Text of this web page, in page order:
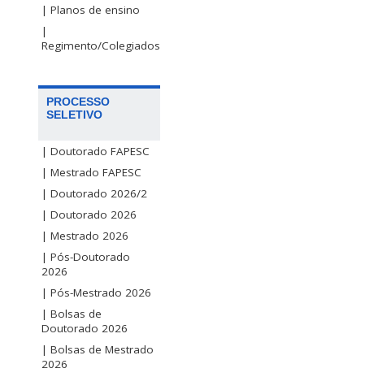
| Planos de ensino
|
Regimento/Colegiados
PROCESSO
SELETIVO
| Doutorado FAPESC
| Mestrado FAPESC
| Doutorado 2026/2
| Doutorado 2026
| Mestrado 2026
| Pós-Doutorado
2026
| Pós-Mestrado 2026
| Bolsas de
Doutorado 2026
| Bolsas de Mestrado
2026